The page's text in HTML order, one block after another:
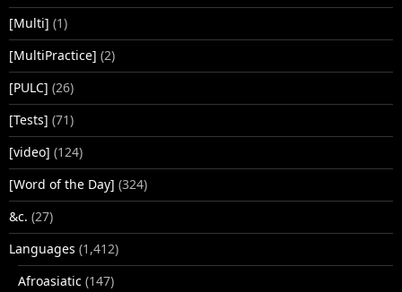
[Multi] (1)
[MultiPractice] (2)
[PULC] (26)
[Tests] (71)
[video] (124)
[Word of the Day] (324)
&c. (27)
Languages (1,412)
Afroasiatic (147)